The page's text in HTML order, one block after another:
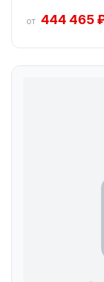
от 444 465